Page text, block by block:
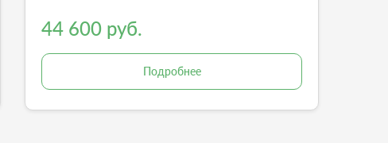
44 600 руб.
Подробнее